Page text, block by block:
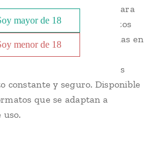
textura densa, es ideal para
la elaboración de productos
o soluciones líquidas en
Su alta tolerancia,
sin aditivos ni conservantes
constante y seguro. Disponible
que se adaptan a
uso.
mayor de 18
menor de 18